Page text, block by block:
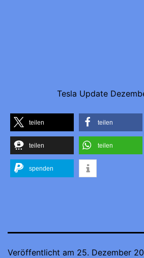
Tesla Update
teilen teilen
teilen teilen
spenden
Veröffentlicht am 25. Dezember